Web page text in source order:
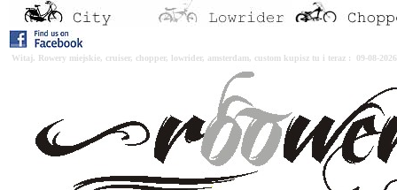
Witaj. Rowery miejskie, cruiser, chopper, lowrider, amsterdam, custom kupisz tu i teraz : 09-08-